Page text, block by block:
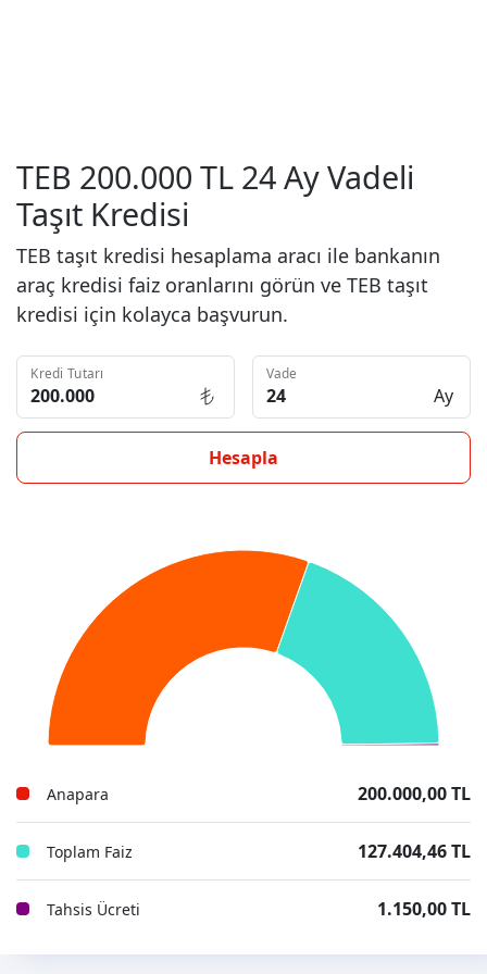
TEB 200.000 TL 24 Ay Vadeli
Taşıt Kredisi
TEB taşıt kredisi hesaplama aracı ile bankanın
araç kredisi faiz oranlarını görün ve TEB taşıt
kredisi için kolayca başvurun.
Kredi Tutarı Vade
Ay
Hesapla
Anapara 200.000,00 TL
Toplam Faiz 127.404,46 TL
Tahsis Ücreti 1.150,00 TL